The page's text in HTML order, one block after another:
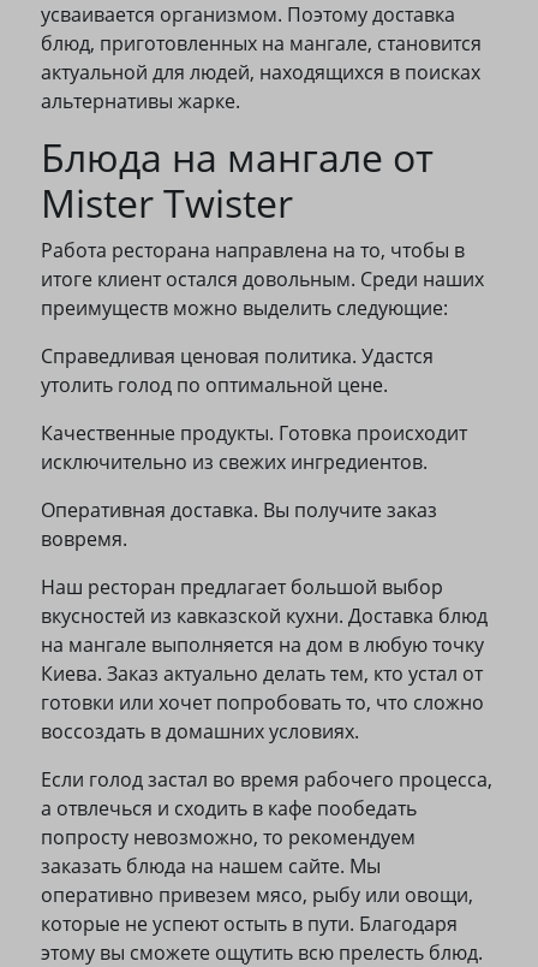
усваивается организмом. Поэтому доставка
блюд, приготовленных на мангале, становится
актуальной для людей, находящихся в поисках
альтернативы жарке.
Блюда на мангале от
Mister Twister
Работа ресторана направлена на то, чтобы в
итоге клиент остался довольным. Среди наших
преимуществ можно выделить следующие:
Справедливая ценовая политика. Удастся
утолить голод по оптимальной цене.
Качественные продукты. Готовка происходит
исключительно из свежих ингредиентов.
Оперативная доставка. Вы получите заказ
вовремя.
Наш ресторан предлагает большой выбор
вкусностей из кавказской кухни. Доставка блюд
на мангале выполняется на дом в любую точку
Киева. Заказ актуально делать тем, кто устал от
готовки или хочет попробовать то, что сложно
воссоздать в домашних условиях.
Если голод застал во время рабочего процесса,
а отвлечься и сходить в кафе пообедать
попросту невозможно, то рекомендуем
заказать блюда на нашем сайте. Мы
оперативно привезем мясо, рыбу или овощи,
которые не успеют остыть в пути. Благодаря
этому вы сможете ощутить всю прелесть блюд.